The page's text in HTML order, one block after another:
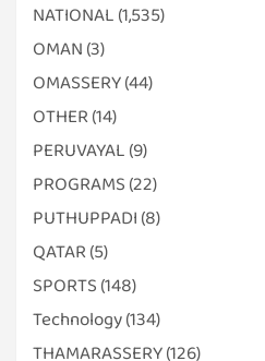
NATIONAL (1,535)
OMAN (3)
OMASSERY(44)
OTHER (14)
PERUVAYAL (9)
PROGRAMS (22)
PUTHUPPADI (8)
QATAR (5)
SPORTS (148)
Technology(134)
THAMARASSERY(126)